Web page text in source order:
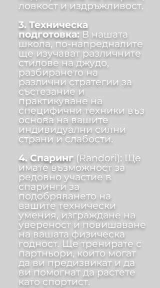
ловкост и издръжливост.
3. Техническа
подготовка: В нашата
школа, по-напредналите
ще изучават различните
стилове на джудо,
разбирането на
различни стратегии за
състезание и
практикуване на
специфични техники въз
основа на вашите
индивидуални силни
страни и слабости.
4. Спаринг (Randori): Ще
имате възможност за
редовно участие в
спаринги за
подобряването на
вашите технически
умения, изграждане на
увереност и повишаване
на вашата физическа
годност. Ще тренирате с
партньори, които могат
да ви предизвикат и да
ви помогнат да растете
като спортист.